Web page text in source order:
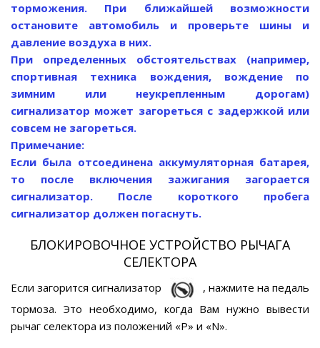
торможения. При ближайшей возможности
остановите автомобиль и проверьте шины и
давление воздуха в них.
При определенных обстоятельствах (например,
спортивная техника вождения, вождение по
зимним или неукрепленным дорогам)
сигнализатор может загореться с задержкой или
совсем не загореться.
Примечание:
Если была отсоединена аккумуляторная батарея,
то после включения зажигания загорается
сигнализатор. После короткого пробега
сигнализатор должен погаснуть.
БЛОКИРОВОЧНОЕ УСТРОЙСТВО РЫЧАГА
СЕЛЕКТОРА
Если загорится сигнализатор
, нажмите на педаль
тормоза. Это необходимо, когда Вам нужно вывести
рычаг селектора из положений «Р» и «N».